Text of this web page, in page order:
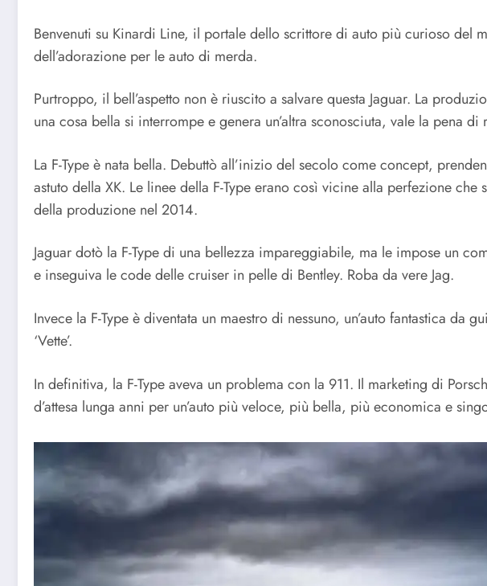
Benvenuti su Kinardi Line, il portale dello scrittore di auto più curioso
dell’adorazione per le auto di merda.
Purtroppo, il bell’aspetto non è riuscito a salvare questa Jaguar. La
una cosa bella si interrompe e genera un’altra sconosciuta, vale la pena
La F-Type è nata bella. Debuttò all’inizio del secolo come concept,
astuto della XK. Le linee della F-Type erano così vicine alla perfezione
della produzione nel 2014.
Jaguar dotò la F-Type di una bellezza impareggiabile, ma le impose un
e inseguiva le code delle cruiser in pelle di Bentley. Roba da vere Jag.
Invece la F-Type è diventata un maestro di nessuno, un’auto fantastica
‘Vette’.
In definitiva, la F-Type aveva un problema con la 911. Il marketing di
d’attesa lunga anni per un’auto più veloce, più bella, più economica e